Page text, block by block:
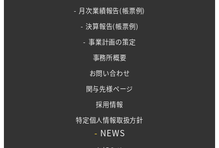
- 月次業績報告(帳票例)
- 決算報告(帳票例)
- 事業計画の策定
事務所概要
お問い合わせ
関与先様ページ
採用情報
特定個人情報取扱方針
- NEWS